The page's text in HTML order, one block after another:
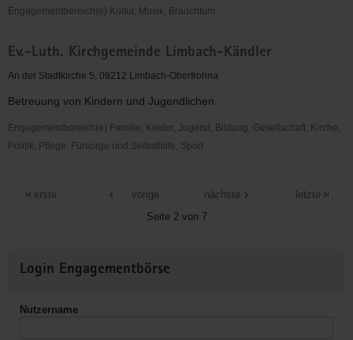
Engagementbereich(e) Kultur, Musik, Brauchtum
Museum
und
Wolkenburg
Ev.-Luth. Kirchgemeinde Limbach-Kändler
An der Stadtkirche 5, 09212 Limbach-Oberfrohna
Betreuung von Kindern und Jugendlichen
Engagementbereich(e) Familie, Kinder, Jugend, Bildung, Gesellschaft, Kirche,
Politik, Pflege, Fürsorge und Selbsthilfe, Sport
erste
vorige
Seite 2 von 7
nächste letzte
Informationen
Login Engagementbörse
Nutzername